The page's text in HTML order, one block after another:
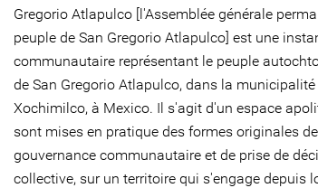
Gregorio Atlapulco [l'Assemblée générale
peuple de San Gregorio Atlapulco] est une
communautaire représentant le peuple
de San Gregorio Atlapulco, dans la municipalité
Xochimilco, à Mexico. Il s'agit d'un espace
sont mises en pratique des formes originales de
gouvernance communautaire et de prise de
collective, sur un territoire qui s'engage depuis